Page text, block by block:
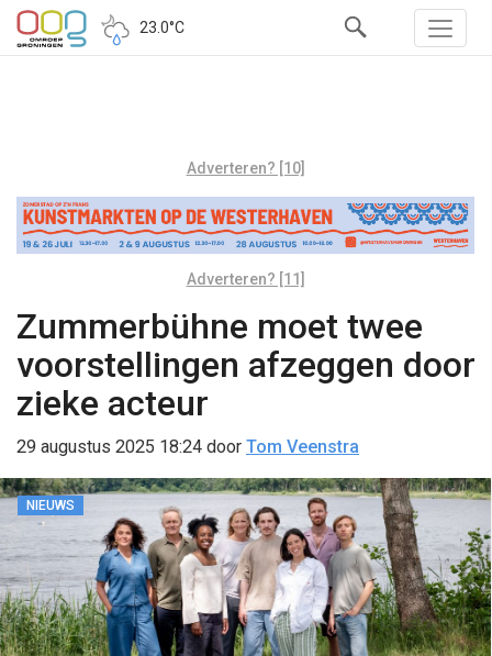
23.0°C
Adverteren? [10]
Adverteren? [11]
Zummerbühne moet twee
voorstellingen afzeggen door
zieke acteur
29 augustus 2025 18:24 door Tom Veenstra
NIEUWS